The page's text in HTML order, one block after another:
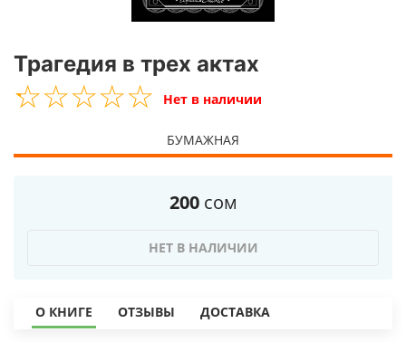
Трагедия в трех актах
☆☆☆☆☆
★★★★★ Нет в наличии
БУМАЖНАЯ
200 сом
НЕТ В НАЛИЧИИ
О КНИГЕ ОТЗЫВЫ ДОСТАВКА